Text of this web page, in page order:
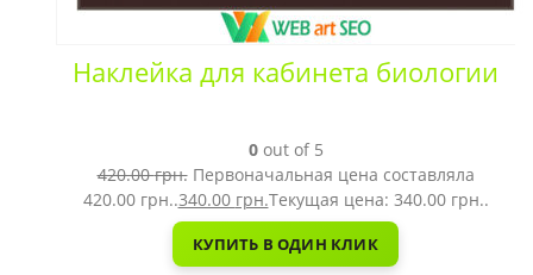
Наклейка для кабинета биологии
0out of 5
420.00грн. Первоначальная цена составляла
420.00 грн..340.00 грн.Текущая цена: 340.00 грн..
КУПИТЬ В ОДИН КЛИК